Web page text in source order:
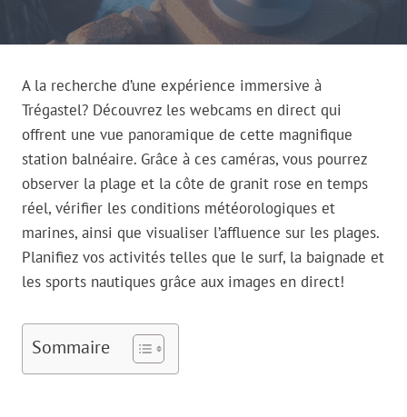
A la recherche d’une expérience immersive à
Trégastel? Découvrez les webcams en direct qui
offrent une vue panoramique de cette magnifique
station balnéaire. Grâce à ces caméras, vous pourrez
observer la plage et la côte de granit rose en temps
réel, vérifier les conditions météorologiques et
marines, ainsi que visualiser l’affluence sur les plages.
Planifiez vos activités telles que le surf, la baignade et
les sports nautiques grâce aux images en direct!
Sommaire